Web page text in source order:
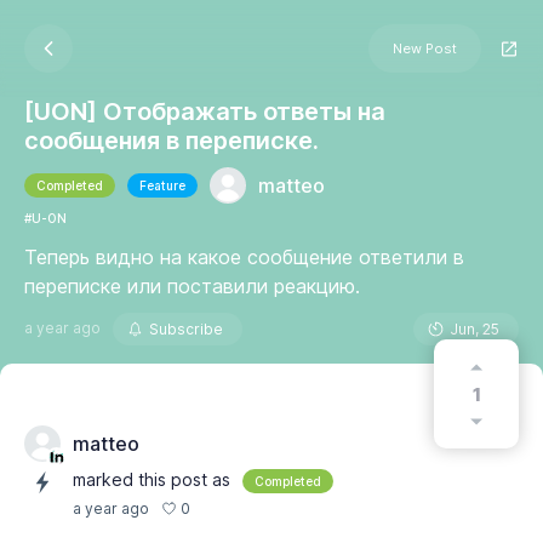
New Post
[UON] Отображать ответы на
сообщения в переписке.
Completed Feature matteo
#U-ON
Теперь видно на какое сообщение ответили в
переписке или поставили реакцию.
a year ago Subscribe Jun, 25
1
matteo
marked this post as Completed
a year ago 0